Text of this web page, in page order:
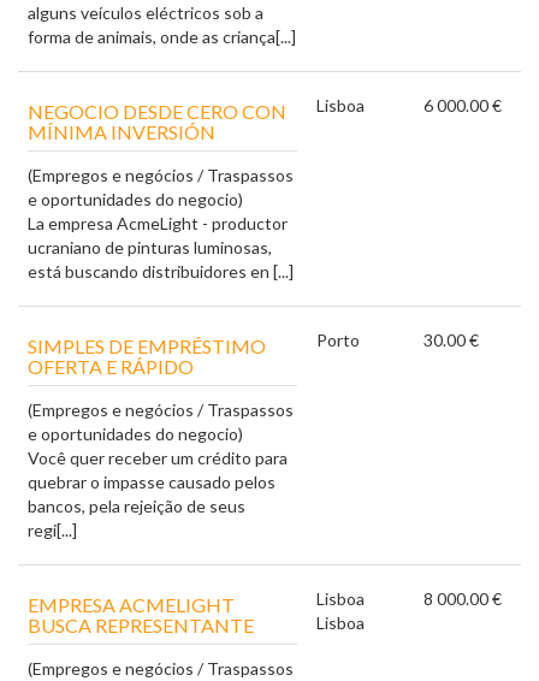
alguns veículos eléctricos sob a
forma de animais, onde as criança[...]
NEGOCIO DESDE CERO CON
MÍNIMA INVERSIÓN
(Empregos e negócios / Traspassos
e oportunidades do negocio)
La empresa AcmeLight - productor
ucraniano de pinturas luminosas,
está buscando distribuidores en [...]
Lisboa 6 000.00 €
SIMPLES DE EMPRÉSTIMO
OFERTA E RÁPIDO
(Empregos e negócios / Traspassos
e oportunidades do negocio)
Você quer receber um crédito para
quebrar o impasse causado pelos
bancos, pela rejeição de seus
regi[...]
Porto 30.00 €
EMPRESA ACMELIGHT
BUSCA REPRESENTANTE
(Empregos e negócios / Traspassos
Lisboa
Lisboa
8 000.00 €